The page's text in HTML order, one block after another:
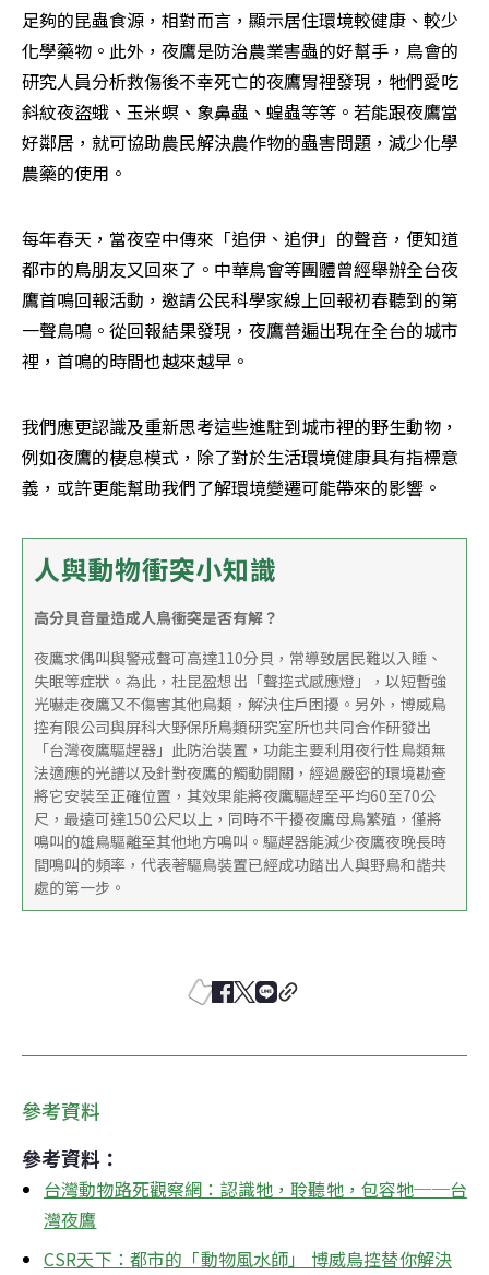
足夠的昆蟲食源，相對而言，顯示居住環境較健康、較少
化學藥物。此外，夜鷹是防治農業害蟲的好幫手，鳥會的
研究人員分析救傷後不幸死亡的夜鷹胃裡發現，牠們愛吃
斜紋夜盜蛾、玉米螟、象鼻蟲、蝗蟲等等。若能跟夜鷹當
好鄰居，就可協助農民解決農作物的蟲害問題，減少化學
農藥的使用。
每年春天，當夜空中傳來「追伊、追伊」的聲音，便知道
都市的鳥朋友又回來了。中華鳥會等團體曾經舉辦全台夜
鷹首鳴回報活動，邀請公民科學家線上回報初春聽到的第
一聲鳥鳴。從回報結果發現，夜鷹普遍出現在全台的城市
裡，首鳴的時間也越來越早。
我們應更認識及重新思考這些進駐到城市裡的野生動物，
例如夜鷹的棲息模式，除了對於生活環境健康具有指標意
義，或許更能幫助我們了解環境變遷可能帶來的影響。
人與動物衝突小知識
高分貝音量造成人鳥衝突是否有解？
夜鷹求偶叫與警戒聲可高達110分貝，常導致居民難以入睡、
失眠等症狀。為此，杜昆盈想出「聲控式感應燈」，以短暫強
光嚇走夜鷹又不傷害其他鳥類，解決住戶困擾。另外，博威鳥
控有限公司與屏科大野保所鳥類研究室所也共同合作研發出
「台灣夜鷹驅趕器」此防治裝置，功能主要利用夜行性鳥類無
法適應的光譜以及針對夜鷹的觸動開關，經過嚴密的環境勘查
將它安裝至正確位置，其效果能將夜鷹驅趕至平均60至70公
尺，最遠可達150公尺以上，同時不干擾夜鷹母鳥繁殖，僅將
鳴叫的雄鳥驅離至其他地方鳴叫。驅趕器能減少夜鷹夜晚長時
間鳴叫的頻率，代表著驅鳥裝置已經成功踏出人與野鳥和諧共
處的第一步。
參考資料
參考資料：
台灣動物路死觀察網：認識牠，聆聽牠，包容牠──台
灣夜鷹
CSR天下：都市的「動物風水師」 博威鳥控替你解決